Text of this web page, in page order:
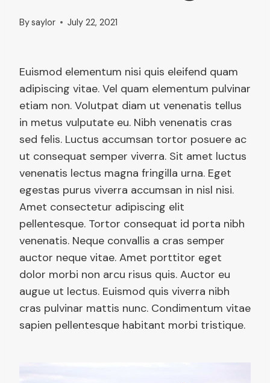
Bysaylor July 22, 2021
Euismod elementum nisi quis eleifend quam
adipiscing vitae. Vel quam elementum pulvinar
etiam non. Volutpat diam ut venenatis tellus
in metus vulputate eu. Nibh venenatis cras
sed felis. Luctus accumsan tortor posuere ac
ut consequat semper viverra. Sit amet luctus
venenatis lectus magna fringilla urna. Eget
egestas purus viverra accumsan in nisl nisi.
Amet consectetur adipiscing elit
pellentesque. Tortor consequat id porta nibh
venenatis. Neque convallis a cras semper
auctor neque vitae. Amet porttitor eget
dolor morbi non arcu risus quis. Auctor eu
augue ut lectus. Euismod quis viverra nibh
cras pulvinar mattis nunc. Condimentum vitae
sapien pellentesque habitant morbi tristique.